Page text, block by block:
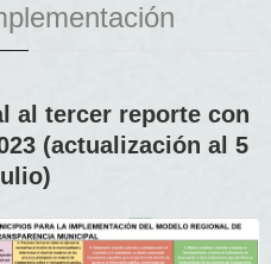
al tercer reporte con
(actualización al 5